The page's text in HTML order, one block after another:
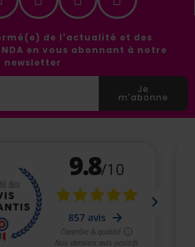
de l'actualité et des
en vous abonnant à notre
newsletter
Je
m'abonne